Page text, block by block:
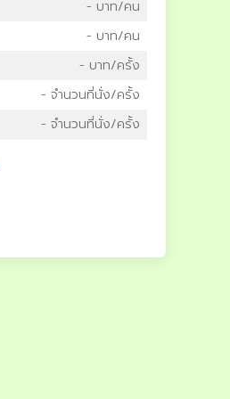
- บาท/คน
- บาท/คน
- บาท/ครั้ง
- จำนวนที่นั่ง/ครั้ง
- จำนวนที่นั่ง/ครั้ง